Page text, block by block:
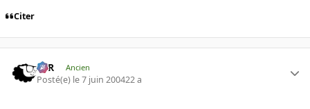
Citer
KzR Ancien
Posté(e) le 7 juin 200422 a